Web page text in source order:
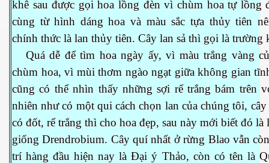
khê sau được gọi hoa lồng đèn vì chùm hoa tự lồng
cùng từ hình dáng hoa và màu sắc tựa thủy tiên
chính thức là lan thủy tiên. Cây lan sả thì gọi là
Quá dễ để tìm hoa ngày ấy, vì màu trắng vàng
chùm hoa, vì mùi thơm ngào ngạt giữa không gian
cũng có thể nhìn thấy những sợi rể trắng bám trên
nhiên như có một qui cách chọn lan của chúng tôi, cây
có đốt, rể trắng thì cho hoa đẹp, sau này mới biết đó là
giống Drendrobium. Cây quí nhất ở rừng Blao vẫn
trí hàng đầu hiện nay là Đại ý Thảo, còn có tên là